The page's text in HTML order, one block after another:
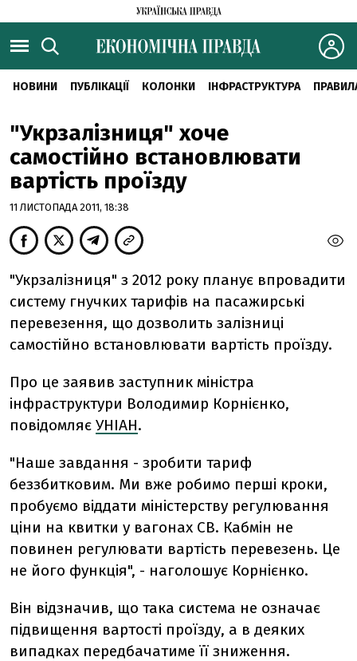
НОВИНИ ПУБЛІКАЦІЇ КОЛОНКИ ІНФРАСТРУКТУРА
"Укрзалізниця" хоче
самостійно встановлювати
вартість проїзду
11 ЛИСТОПАДА 2011, 18:38
"Укрзалізниця" з 2012 року планує впровадити
систему гнучких тарифів на пасажирські
перевезення, що дозволить залізниці
самостійно встановлювати вартість проїзду.
Про це заявив заступник міністра
інфраструктури Володимир Корнієнко,
повідомляє УНІАН.
"Наше завдання - зробити тариф
беззбитковим. Ми вже робимо перші кроки,
пробуємо віддати міністерству регулювання
ціни на квитки у вагонах СВ. Кабмін не
повинен регулювати вартість перевезень. Це
не його функція", - наголошує Корнієнко.
Він відзначив, що така система не означає
підвищення вартості проїзду, а в деяких
випадках передбачатиме її зниження.